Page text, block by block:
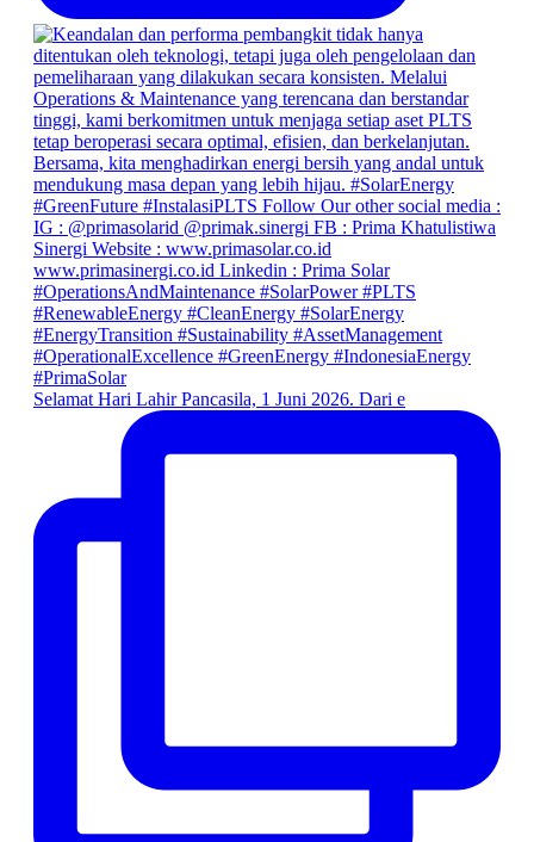
Selamat Hari Lahir Pancasila, 1 Juni 2026. Dari e